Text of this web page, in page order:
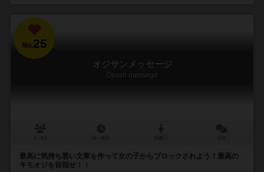
No.25
オジサンメッセージ
Ojisan messege
最高に気持ち悪い文章を作って女の子からブロックされよう！最高の
キモオジを目指せ！！